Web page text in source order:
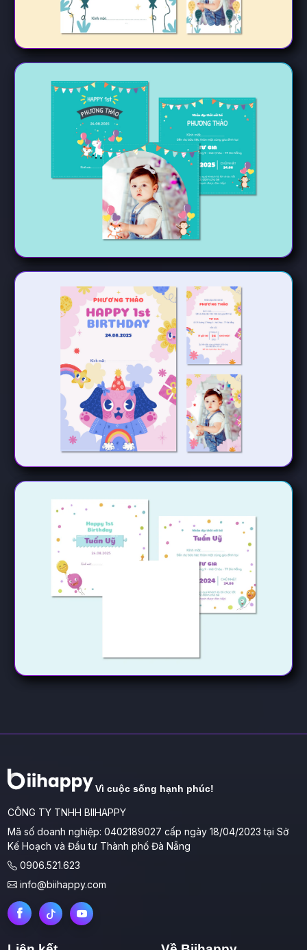
Vì cuộc sống hạnh phúc!
CÔNG TY TNHH BIIHAPPY
Mã số doanh nghiệp: 0402189027 cấp ngày 18/04/2023 tại Sở
Kế Hoạch và Đầu tư Thành phố Đà Nẵng
0906.521.623
info@biihappy.com